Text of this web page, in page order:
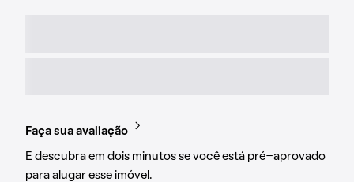
Faça sua avaliação
E descubra em dois minutos se você está pré-aprovado
para alugar esse imóvel.